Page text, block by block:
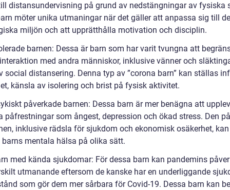
distansundervisning på grund av nedstängningar av fysiska
möter unika utmaningar när det gäller att anpassa sig till
miljön och att upprätthålla motivation och disciplin.
barnen: Dessa är barn som har varit tvungna att
med andra människor, inklusive vänner och
social distansering. Denna typ av ”corona barn” kan ställas
känsla av isolering och brist på fysisk aktivitet.
påverkade barnen: Dessa barn är mer benägna att
påfrestningar som ångest, depression och ökad stress. Den
inklusive rädsla för sjukdom och ekonomisk osäkerhet, kan
barns mentala hälsa på olika sätt.
med kända sjukdomar: För dessa barn kan pandemins
utmanande eftersom de kanske har en underliggande
som gör dem mer sårbara för Covid-19. Dessa barn kan